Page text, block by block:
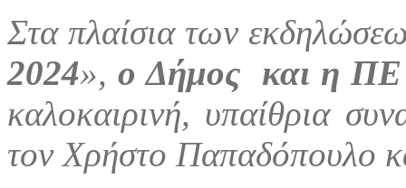
Στα πλαίσια των
2024», ο Δήμος και η ΠΕ
καλοκαιρινή, υπαίθρια
τον Χρήστο Παπαδόπουλο